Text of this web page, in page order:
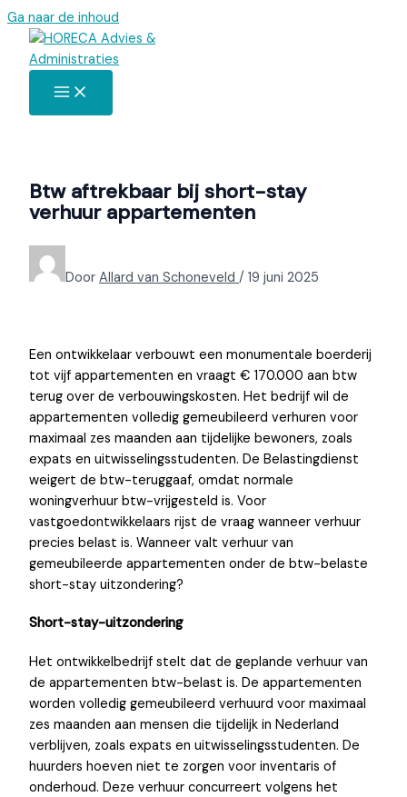
Ga naar de inhoud
Btw aftrekbaar bij short-stay
verhuur appartementen
Door Allard van Schoneveld / 19 juni 2025
Een ontwikkelaar verbouwt een monumentale boerderij
tot vijf appartementen en vraagt € 170.000 aan btw
terug over de verbouwingskosten. Het bedrijf wil de
appartementen volledig gemeubileerd verhuren voor
maximaal zes maanden aan tijdelijke bewoners, zoals
expats en uitwisselingsstudenten. De Belastingdienst
weigert de btw-teruggaaf, omdat normale
woningverhuur btw-vrijgesteld is. Voor
vastgoedontwikkelaars rijst de vraag wanneer verhuur
precies belast is. Wanneer valt verhuur van
gemeubileerde appartementen onder de btw-belaste
short-stay uitzondering?
Short-stay-uitzondering
Het ontwikkelbedrijf stelt dat de geplande verhuur van
de appartementen btw-belast is. De appartementen
worden volledig gemeubileerd verhuurd voor maximaal
zes maanden aan mensen die tijdelijk in Nederland
verblijven, zoals expats en uitwisselingsstudenten. De
huurders hoeven niet te zorgen voor inventaris of
onderhoud. Deze verhuur concurreert volgens het